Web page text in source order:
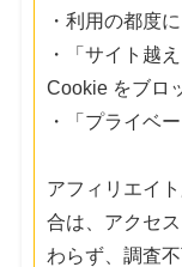
・利用の都度
・「サイト越
Cookie をブロ
・「プライベ
アフィリエイ
合は、アクセ
わらず、調査